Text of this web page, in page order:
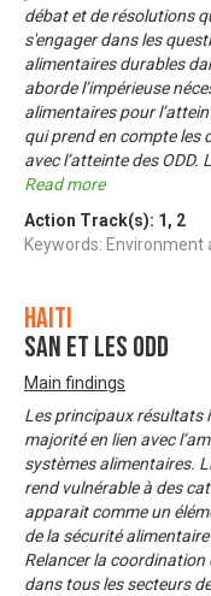
débat et de résolutions
s'engager dans les
alimentaires durables
aborde l’impérieuse
alimentaires pour
qui prend en compte les
avec l’atteinte des ODD.
Read more
Action Track(s): 1 , 2
Keywords: Environment
Haiti
SAN et les ODD
Main findings
Les principaux résultats
majorité en lien avec
systèmes alimentaires.
rend vulnérable à des
apparait comme un
de la sécurité
Relancer la
dans tous les secteurs